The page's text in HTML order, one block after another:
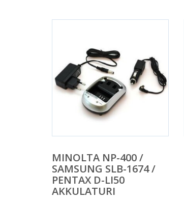
MINOLTA NP-400 /
SAMSUNG SLB-1674 /
PENTAX D-LI50
AKKULATURI